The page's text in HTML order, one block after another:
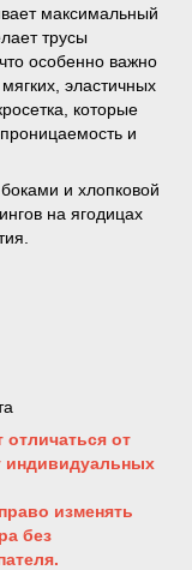
максимальный
трусы
особенно важно
эластичных
которые
и
и хлопковой
на ягодицах
от
индивидуальных
изменять
без